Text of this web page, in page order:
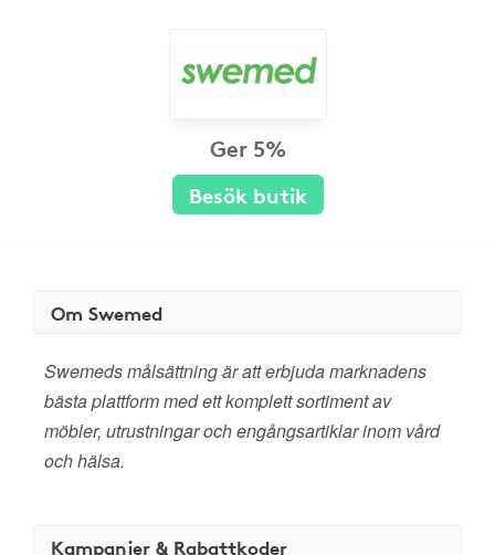
Ger 5%
Besök butik
Om Swemed
Swemeds målsättning är att erbjuda marknadens
bästa plattform med ett komplett sortiment av
möbler, utrustningar och engångsartiklar inom vård
och hälsa.
Kampanjer & Rabattkoder